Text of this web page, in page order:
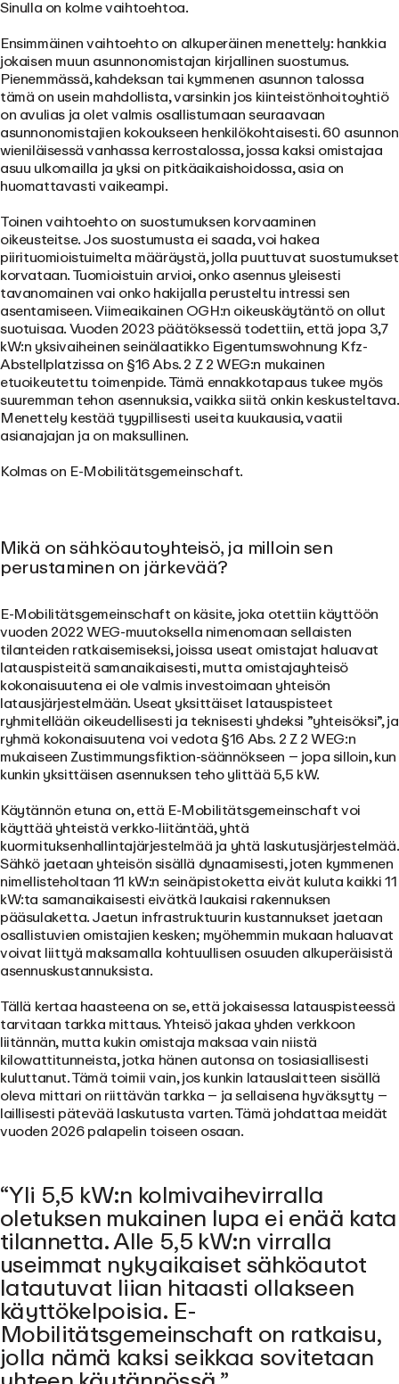
Sinulla on kolme vaihtoehtoa.
Ensimmäinen vaihtoehto on alkuperäinen menettely: hankkia
jokaisen muun asunnonomistajan kirjallinen suostumus.
Pienemmässä, kahdeksan tai kymmenen asunnon talossa
tämä on usein mahdollista, varsinkin jos kiinteistönhoitoyhtiö
on avulias ja olet valmis osallistumaan seuraavaan
asunnonomistajien kokoukseen henkilökohtaisesti. 60 asunnon
wieniläisessä vanhassa kerrostalossa, jossa kaksi omistajaa
asuu ulkomailla ja yksi on pitkäaikaishoidossa, asia on
huomattavasti vaikeampi.
Toinen vaihtoehto onsuostumuksen korvaaminen
oikeusteitse. Jos suostumusta ei saada, voi hakea
piirituomioistuimelta määräystä, jolla puuttuvat suostumukset
korvataan. Tuomioistuin arvioi, onko asennus yleisesti
tavanomainen vai onko hakijalla perusteltu intressi sen
asentamiseen. Viimeaikainen OGH:n oikeuskäytäntö on ollut
suotuisaa. Vuoden 2023 päätöksessä todettiin, että jopa 3,7
kW:n yksivaiheinen seinälaatikko Eigentumswohnung Kfz-
Abstellplatzissa on §16 Abs. 2 Z 2 WEG:n mukainen
etuoikeutettu toimenpide. Tämä ennakkotapaus tukee myös
suuremman tehon asennuksia, vaikka siitä onkin keskusteltava.
Menettely kestää tyypillisesti useita kuukausia, vaatii
asianajajan ja on maksullinen.
Kolmas on E-Mobilitätsgemeinschaft.
Mikä on sähköautoyhteisö, ja milloin sen
perustaminen on järkevää?
E-Mobilitätsgemeinschaft on käsite, joka otettiin käyttöön
vuoden 2022 WEG-muutoksella nimenomaan sellaisten
tilanteiden ratkaisemiseksi, joissa useat omistajat haluavat
latauspisteitä samanaikaisesti, mutta omistajayhteisö
kokonaisuutena ei ole valmis investoimaan yhteisön
latausjärjestelmään. Useat yksittäiset latauspisteet
ryhmitellään oikeudellisesti ja teknisesti yhdeksi ”yhteisöksi”, ja
ryhmä kokonaisuutena voi vedota §16 Abs. 2 Z 2 WEG:n
mukaiseen Zustimmungsfiktion-säännökseen – jopa silloin, kun
kunkin yksittäisen asennuksen teho ylittää 5,5 kW.
Käytännön etuna on, että E-Mobilitätsgemeinschaft voi
käyttää yhteistä verkko-liitäntää, yhtä
kuormituksenhallintajärjestelmää ja yhtä laskutusjärjestelmää.
Sähkö jaetaan yhteisön sisällä dynaamisesti, joten kymmenen
nimellisteholtaan 11 kW:n seinäpistoketta eivät kuluta kaikki 11
kW:ta samanaikaisesti eivätkä laukaisi rakennuksen
pääsulaketta. Jaetun infrastruktuurin kustannukset jaetaan
osallistuvien omistajien kesken; myöhemmin mukaan haluavat
voivat liittyä maksamalla kohtuullisen osuuden alkuperäisistä
asennuskustannuksista.
Tällä kertaa haasteena on se, että jokaisessa latauspisteessä
tarvitaan tarkka mittaus. Yhteisö jakaa yhden verkkoon
liitännän, mutta kukin omistaja maksaa vain niistä
kilowattitunneista, jotka hänen autonsa on tosiasiallisesti
kuluttanut. Tämä toimii vain, jos kunkin latauslaitteen sisällä
oleva mittari on riittävän tarkka – ja sellaisena hyväksytty –
laillisesti pätevää laskutusta varten. Tämä johdattaa meidät
vuoden 2026 palapelin toiseen osaan.
Yli 5,5 kW:n kolmivaihevirralla
oletuksen mukainen lupa ei enää kata
tilannetta. Alle 5,5 kW:n virralla
useimmat nykyaikaiset sähköautot
latautuvat liian hitaasti ollakseen
käyttökelpoisia. E-
Mobilitätsgemeinschaft on ratkaisu,
jolla nämä kaksi seikkaa sovitetaan